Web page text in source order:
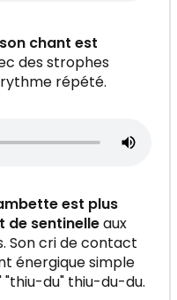
chant est
des strophes
répété.
est plus
de sentinelleaux
Son cri de contact
énergique simple
"thiu-du" thiu-du-du.